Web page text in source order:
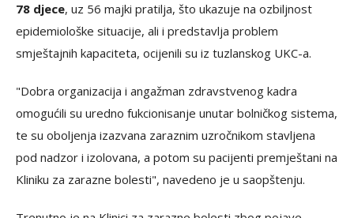
78 djece, uz 56 majki pratilja, što ukazuje na ozbiljnost
epidemiološke situacije, ali i predstavlja problem
smještajnih kapaciteta, ocijenili su iz tuzlanskog UKC-a.
"Dobra organizacija i angažman zdravstvenog kadra
omogućili su uredno fukcionisanje unutar bolničkog sistema,
te su oboljenja izazvana zaraznim uzročnikom stavljena
pod nadzor i izolovana, a potom su pacijenti premještani na
Kliniku za zarazne bolesti", navedeno je u saopštenju.